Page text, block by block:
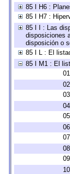
85 I H6 :
85 I H7 :
85 I I : Las
disposiciones
disposición o
85 I L : El
85 I M1 : El